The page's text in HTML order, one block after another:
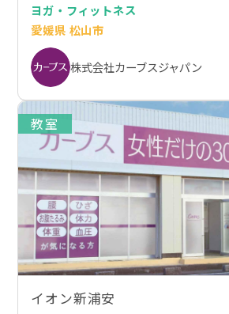
ヨガ・フィットネス
愛媛県 松山市
株式会社カーブスジャパン
教室
イオン新浦安